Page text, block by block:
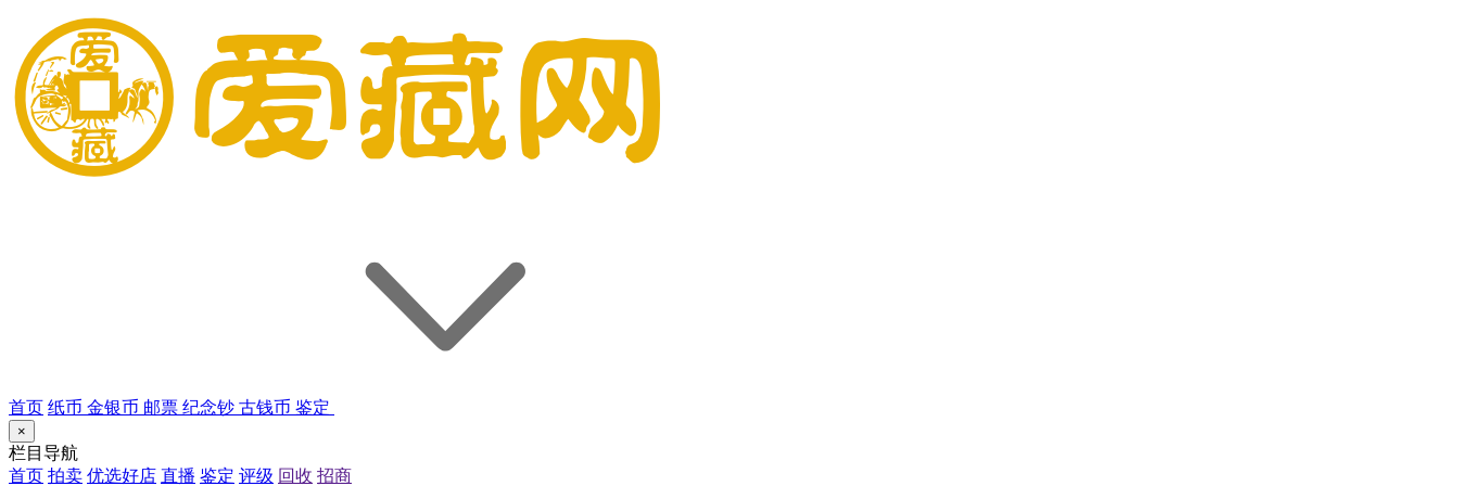
首页 纸币 金银币 邮票 纪念钞 古钱币 鉴定
×
栏目导航
首页 拍卖 优选好店 直播 鉴定 评级 回收 招商